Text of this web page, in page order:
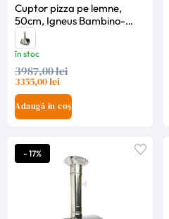
Cuptor pizza pe lemne,
50cm, Igneus Bambino-
Cupru
în stoc
3987,00 lei
3355,00 lei
Adaugă în coș
- 17%